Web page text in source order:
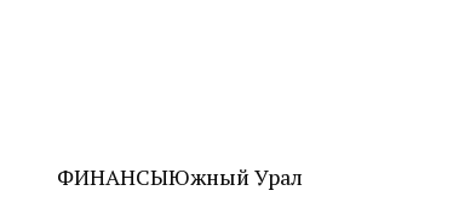
ФИНАНСЫЮжный Урал